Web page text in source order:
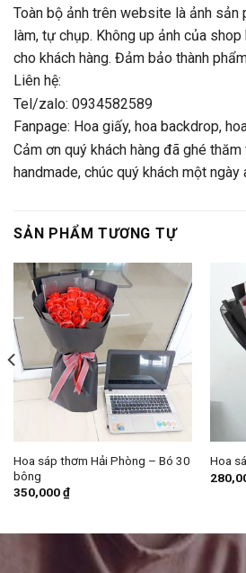
Toàn bộ ảnh trên website là ảnh
làm, tự chụp. Không up ảnh của
cho khách hàng. Đảm bảo thành
Liên hệ:
Tel/zalo: 0934582589
Fanpage: Hoa giấy, hoa backdrop,
Cảm ơn quý khách hàng đã ghé
handmade, chúc quý khách một ngày
SẢN PHẨM TƯƠNG TỰ
Hoa sáp thơm Hải Phòng – Bó 30
bông
350,000₫
Hoa